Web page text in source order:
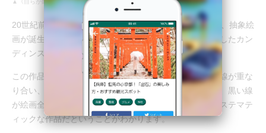
20世紀前半になると印象派の時代が徐々に終わりを迎え、抽象絵
画が誕生・発展していきました。その発展に大きく寄与したカン
ディンスキーの作品《自らが輝く》。
この作品は、大小の円や四角、曲線などさまざまな形や線が重な
り合い、すごい躍動感！無造作に配置されているようで、黒い線
が絵画全体を引き締めていたりするなど、よく見るとシステマテ
ィックな作品だということがわかります。